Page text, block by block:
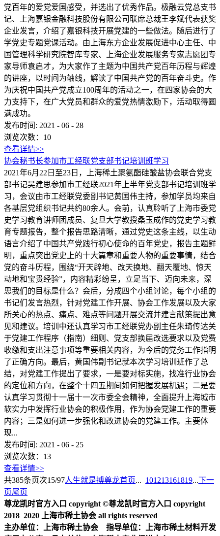
党百年的爱党爱国感受，并选出了优秀作品。极融云党总支书
记、上海嘉银金融科技股份有限公司联席总裁王李斌代表获奖
企业发言，介绍了嘉银科技开展党建的一些做法。随后进行了
学党史专题党课活动。由上海东方企业发展促进中心主任、中
国管理科学研究院智库专家、上海企业发展服务专家志愿团专
家导师袁启才，为大家作了主题为中国共产党百年历程与辉煌
的讲座，以时间为轴线，解读了中国共产党的百年奋斗史。作
为庆祝中国共产党成立100周年的活动之一，在四家协会的大
力支持下，在广大党员和群众的爱党热情激励下，活动取得圆
满成功。
发布时间: 2021 - 06 - 28
浏览次数： 10
查看详情>>
协会秘书长参加市工经联党支部书记培训班学习
2021年6月22日至23日，上海稀土聚氨酯硅酸盐协会联合党支
部书记吴建思参加市工经联2021年上半年党支部书记培训班学
习，会议由市工经联党委副书记黄国伟主持，参加学员均来自
各基层党组织书记共约80余人。会前，认真聆听了上海市委党
史学习教育讲师团成员、复旦大学教授桑玉成作的党史学习教
育专题报告，整个报告思路清晰，通过党史这条主线，以生动
语言介绍了中国共产党践行初心使命的百年党史，报告主题鲜
明，重点突出党史上的十大篇章和重要人物的重要事情，结合
党的奋斗历程，围绕“开天辟地、改天换地、翻天覆地、惊天
动地和宝贵经验”，内容精彩纷呈，立足当下、迈向未来，深
思我们的目标是什么？会后，分成四个小组讨论，每个小组的
书记们发言热烈，针对党建工作开展、协会工作发展以及大家
所关心的热点、痛点、难点等问题开展交流并建言献策提出意
见和建议。培训中还认真学习市工经联党办副主任朱琦传达关
于党建工作程序（指南）细则、党支部换届改选要求以及党费
收缴和支出注意事项等重要相关内容，为今后的党务工作指明
了正确方向。最后，黄国伟副书记就本次学习培训班作了总
结，对党建工作提出了要求，一是要对标实施，找准行业协会
的定位和方向，在整个十四五期间如何把握发展机遇；二是要
认真学习贯彻十一届十一次市委全会精神，全面提升上海城市
软实力中发挥行业协会的积极作用，作为协会党建工作的重要
内容；三是如何进一步强化和改进协会的党建工作。主要体
现...
发布时间: 2021 - 06 - 25
浏览次数： 13
查看详情>>
共385条页次15/97人生就是搏尊龙首页... 101213161819...下一
页尾页
尊龙凯时官方入口 copyright ©尊龙凯时官方入口 copyright
2018 2020 上海市稀土协会 all rights reserved
主办单位：上海市稀土协会 指导单位：上海市稀土材料开发